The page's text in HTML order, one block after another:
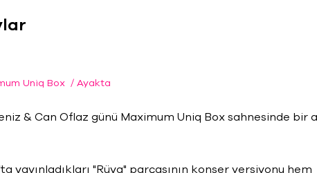
Uniq Box / Ayakta
& Can Oflaz günü Maximum Uniq Box sahnesinde bir
yayınladıkları "Rüya" parçasının konser versiyonu hem